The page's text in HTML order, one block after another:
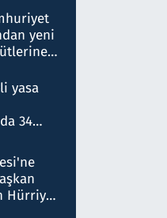
yeni
kararı
yasa
34
Hürriyet